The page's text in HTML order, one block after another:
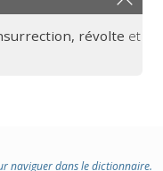
révolte et
naviguer dans le dictionnaire.